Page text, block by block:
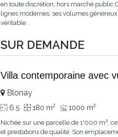
SUR DEMANDE
en toute discrétion, hors marché
lignes modernes, ses volumes
véritable...
Villa contemporaine avec
Blonay
6.5 180 m2 1000 m2
Nichée sur une parcelle de 1'000 m²,
et prestations de qualité. Son